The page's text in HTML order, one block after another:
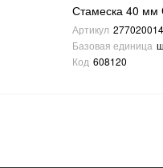
Стамеска 40 мм
Артикул
Базовая единица
Код 608120